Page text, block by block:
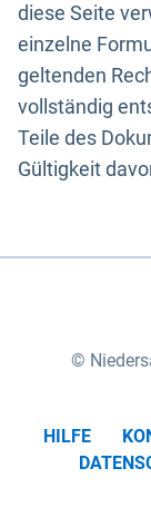
diese Seite
einzelne
geltenden
vollständig
Teile des
Gültigkeit
HILFE